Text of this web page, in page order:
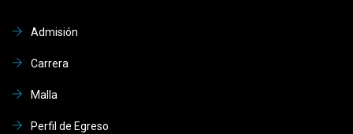
Admisión
Carrera
Malla
Perfil de Egreso